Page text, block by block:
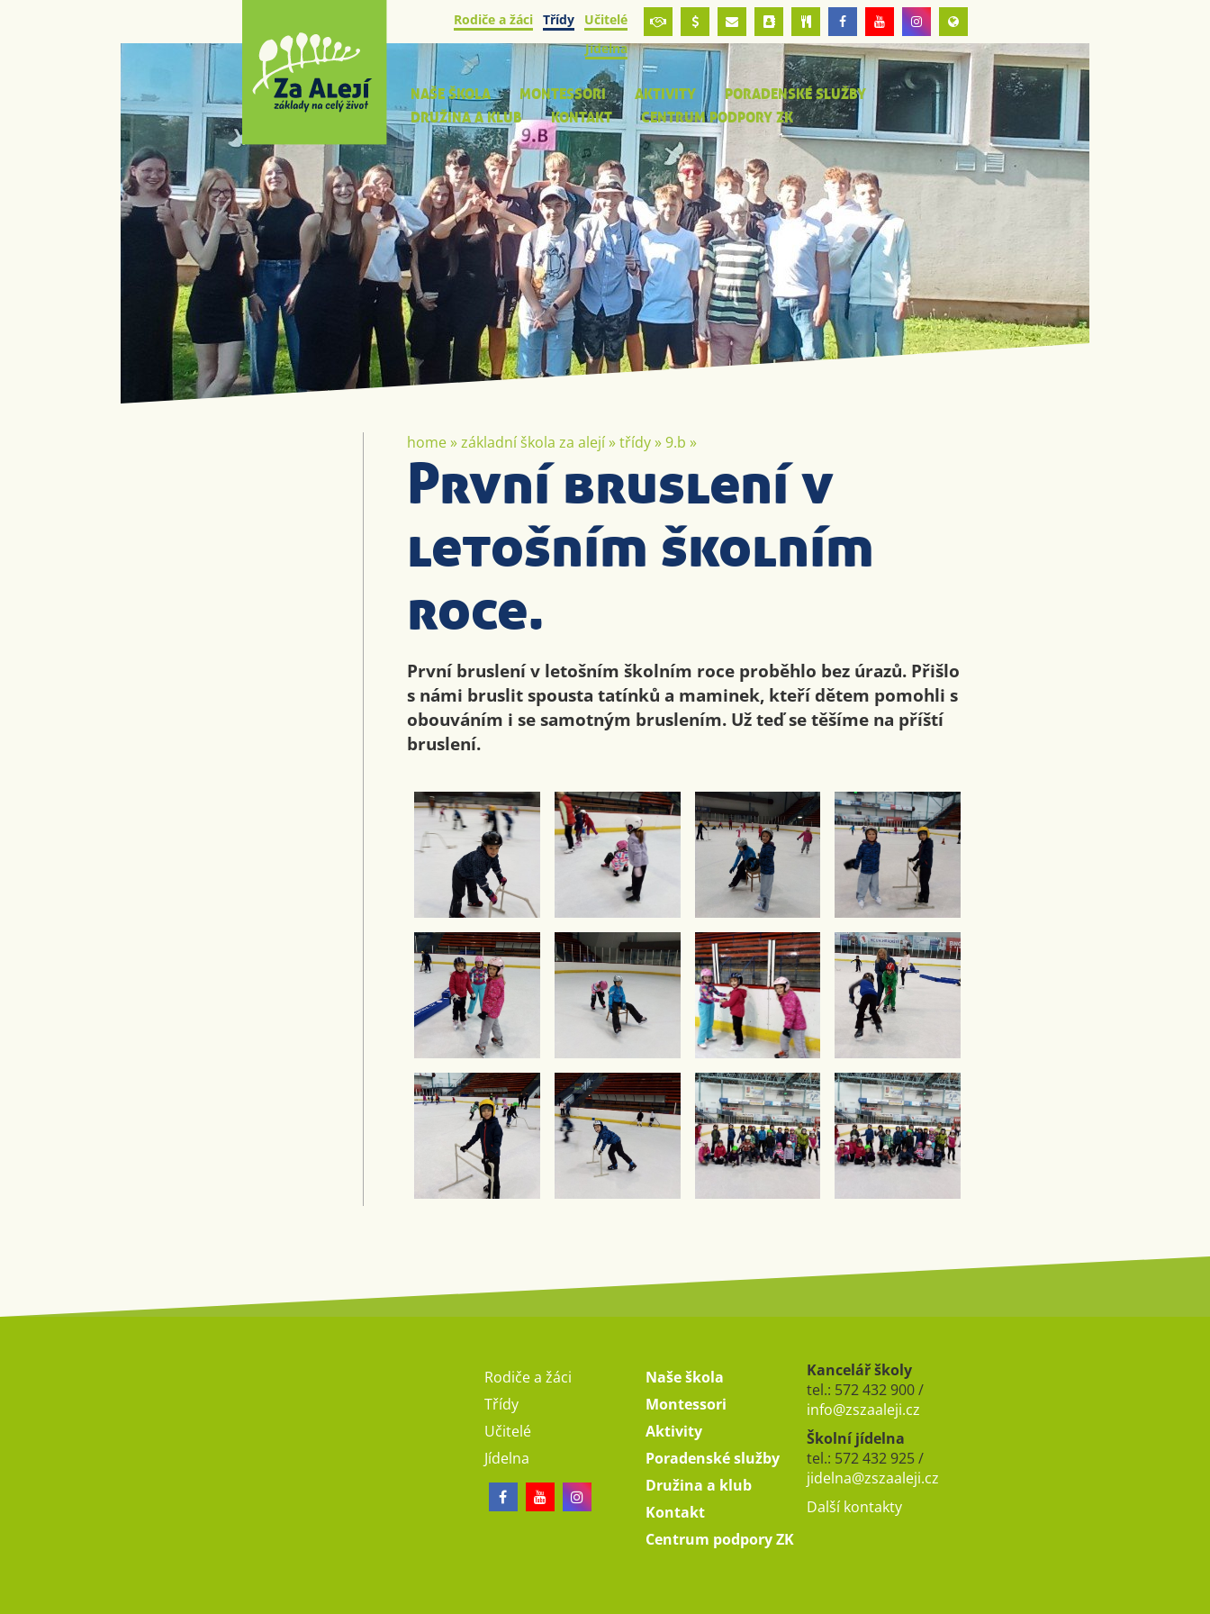
Rodiče a žáci Třídy
Učitelé
Jídelna
NAŠE ŠKOLA MONTESSORI AKTIVITY
PORADENSKÉ SLUŽBY
DRUŽINA A KLUB
KONTAKT CENTRUM PODPORY ZK
home»základní škola za alejí»třídy»9.b »
První bruslení v
letošním školním
roce.
První bruslení v letošním školním roce proběhlo bez úrazů. Přišlo
s námi bruslit spousta tatínků a maminek, kteří dětem pomohli s
obouváním i se samotným bruslením. Už teď se těšíme na příští
bruslení.
Rodiče a žáci
Třídy
Učitelé
Jídelna
Naše škola
Montessori
Aktivity
Poradenské služby
Družina a klub
Kontakt
Centrum podpory ZK
Kancelář školy
tel.: 572 432 900 /
info@zszaaleji.cz
Školní jídelna
tel.: 572 432 925 /
jidelna@zszaaleji.cz
Další kontakty